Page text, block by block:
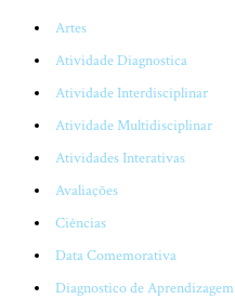
Artes
Atividade Diagnostica
Atividade Interdisciplinar
Atividade Multidisciplinar
Atividades Interativas
Avaliações
Ciências
Data Comemorativa
Diagnostico de Aprendizagem